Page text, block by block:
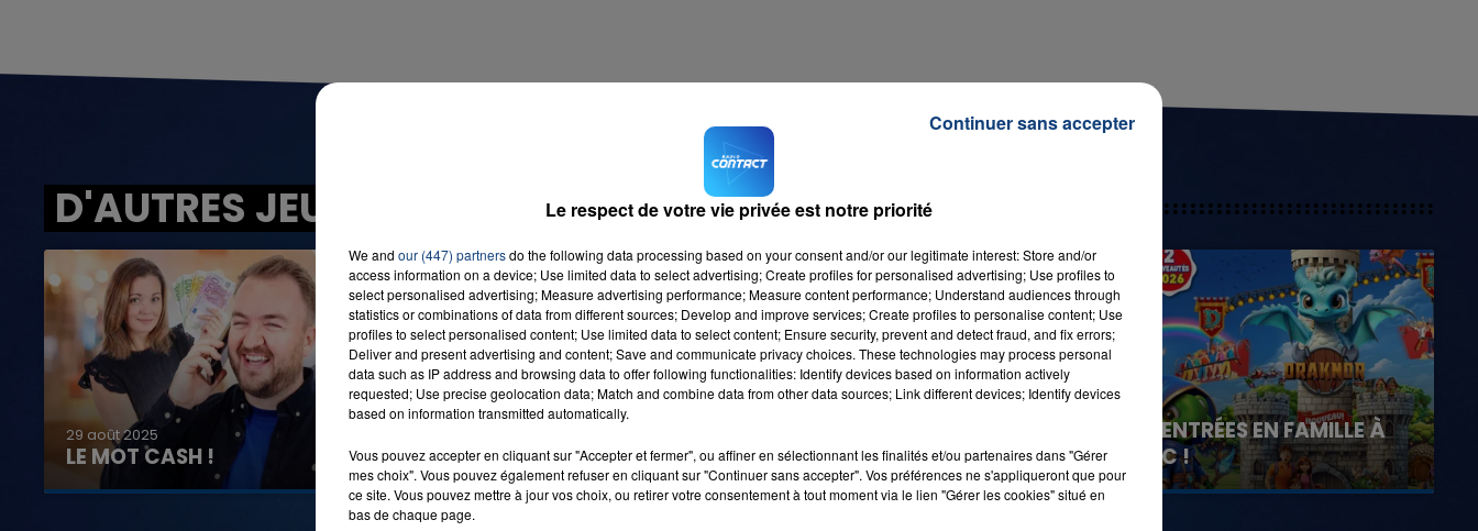
7h00 - 11h00
LA TEAM DE L'ÉTÉ
D'AUTRES JEUX
29 août 2025
LE MOT CASH !
1er août 2026
GAGNEZ VOS ENTRÉES POUR TOUTE
LA FAMILLE À PLOPSAQUA !
21 juillet 2026
GAGNEZ VOS ENTRÉES EN FAMILLE À
DENNLYS PARC !
Le respect de votre vie privée est notre priorité
We and our (447) partnersdo the following data processing based on your consent and/or our legitimate interest: Store and/or
access information on a device; Use limited data to select advertising; Create profiles for personalised advertising; Use profiles to
select personalised advertising; Measure advertising performance; Measure content performance; Understand audiences through
statistics or combinations of data from different sources; Develop and improve services; Create profiles to personalise content; Use
profiles to select personalised content; Use limited data to select content; Ensure security, prevent and detect fraud, and fix errors;
Deliver and present advertising and content; Save and communicate privacy choices. These technologies may process personal
data such as IP address and browsing data to offer following functionalities: Identify devices based on information actively
requested; Use precise geolocation data; Match and combine data from other data sources; Link different devices; Identify devices
based on information transmitted automatically.
Vous pouvez accepter en cliquant sur "Accepter et fermer", ou affiner en sélectionnant les finalités et/ou partenaires dans "Gérer
mes choix". Vous pouvez également refuser en cliquant sur "Continuer sans accepter". Vos préférences ne s'appliqueront que pour
ce site. Vous pouvez mettre à jour vos choix, ou retirer votre consentement à tout moment via le lien "Gérer les cookies" situé en
bas de chaque page.
Continuer sans accepter